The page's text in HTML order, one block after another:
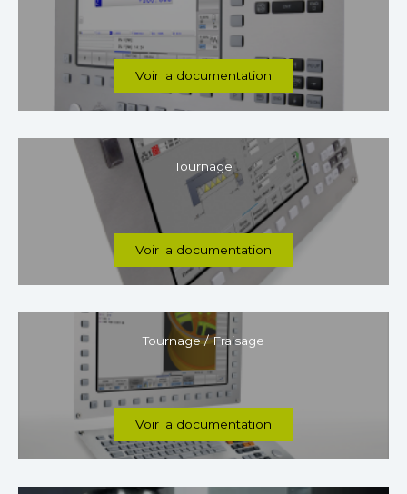
Voir la documentation
Tournage
Voir la documentation
Tournage / Fraisage
Voir la documentation